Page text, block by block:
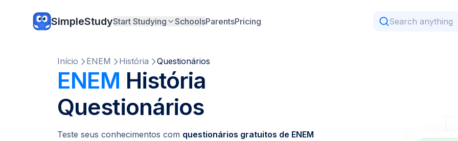
SimpleStudyStart Studying SchoolsParentsPricing
Início ENEM História Questionários
ENEM História
Questionários
Teste seus conhecimentos com questionários gratuitos de ENEM